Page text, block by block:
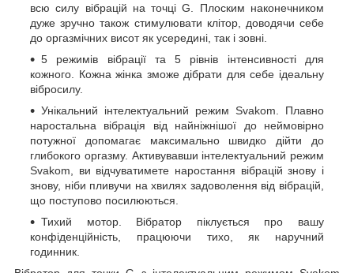
всю силу вібрацій на точці G. Плоским наконечником
дуже зручно також стимулювати клітор, доводячи себе
до оргазмічних висот як усередині, так і зовні.
5 режимів вібрації та 5 рівнів інтенсивності для
кожного. Кожна жінка зможе дібрати для себе ідеальну
вібросилу.
Унікальний інтелектуальний режим Svakom. Плавно
наростальна вібрація від найніжнішої до неймовірно
потужної допомагає максимально швидко дійти до
глибокого оргазму. Активувавши інтелектуальний режим
Svakom, ви відчуватимете наростання вібрацій знову і
знову, ніби пливучи на хвилях задоволення від вібрацій,
що поступово посилюються.
Тихий мотор. Вібратор піклується про вашу
конфіденційність, працюючи тихо, як наручний
годинник.